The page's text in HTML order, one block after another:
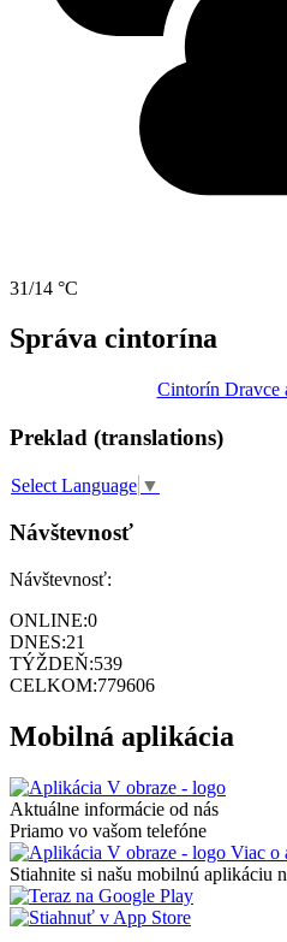
31/14 °C
Správa cintorína
Cintorín Dravce
Preklad (translations)
Select Language ▼
Návštevnosť
Návštevnosť:
ONLINE:0
DNES:21
TÝŽDEŇ:539
CELKOM:779606
Mobilná aplikácia
Aktuálne informácie od nás
Priamo vo vašom telefóne
Viac o
Stiahnite si našu mobilnú aplikáciu